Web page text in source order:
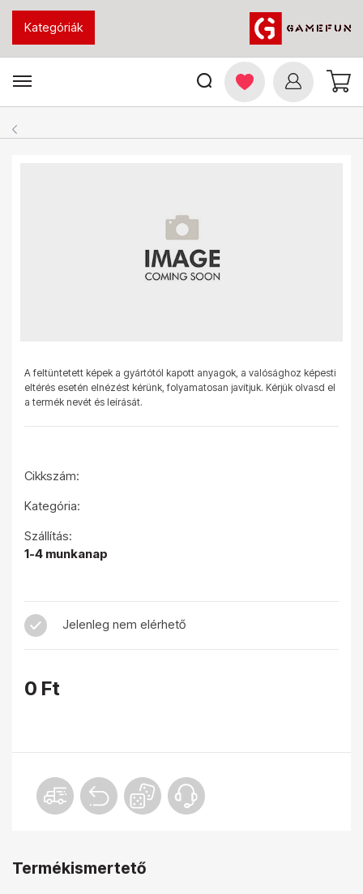
Kategóriák
A feltüntetett képek a gyártótól kapott anyagok, a valósághoz képesti
eltérés esetén elnézést kérünk, folyamatosan javítjuk. Kérjük olvasd el
a termék nevét és leírását.
Cikkszám:
Kategória:
Szállítás:
1-4 munkanap
Jelenleg nem elérhető
0 Ft
Termékismertető